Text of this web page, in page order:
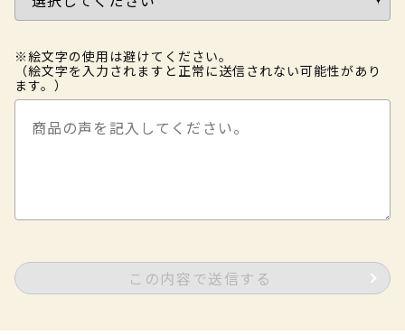
※絵文字の使用は避けてください。
（絵文字を入力されますと正常に送信されない可能性があり
ます。）
この内容で送信する